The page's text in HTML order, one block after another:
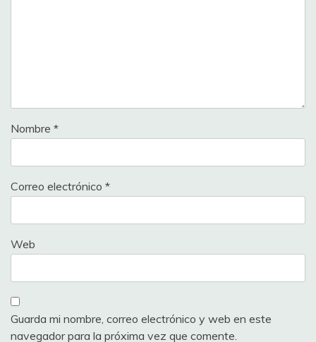
Nombre *
Correo electrónico *
Web
Guarda mi nombre, correo electrónico y web en este
navegador para la próxima vez que comente.